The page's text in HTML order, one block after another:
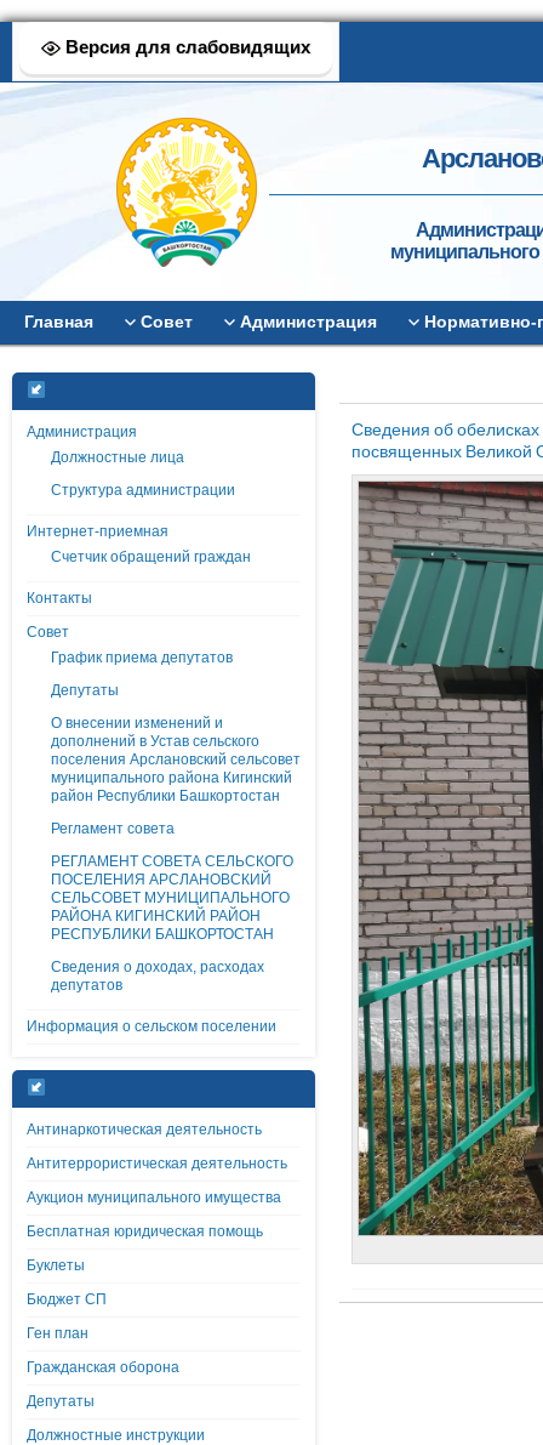
Версия для слабовидящих
муниципального
Главная Совет Администрация
Администрация
Должностные лица
Структура администрации
Интернет-приемная
Счетчик обращений граждан
Контакты
Совет
График приема депутатов
Депутаты
О внесении изменений и
дополнений в Устав сельского
поселения Арслановский сельсовет
муниципального района Кигинский
район Республики Башкортостан
Регламент совета
РЕГЛАМЕНТ СОВЕТА СЕЛЬСКОГО
ПОСЕЛЕНИЯ АРСЛАНОВСКИЙ
СЕЛЬСОВЕТ МУНИЦИПАЛЬНОГО
РАЙОНА КИГИНСКИЙ РАЙОН
РЕСПУБЛИКИ БАШКОРТОСТАН
Сведения о доходах, расходах
депутатов
Информация о сельском поселении
Антинаркотическая деятельность
Антитеррористическая деятельность
Аукцион муниципального имущества
Бесплатная юридическая помощь
Буклеты
Бюджет СП
Ген план
Гражданская оборона
Депутаты
Должностные инструкции
Сведения об
посвященных Великой